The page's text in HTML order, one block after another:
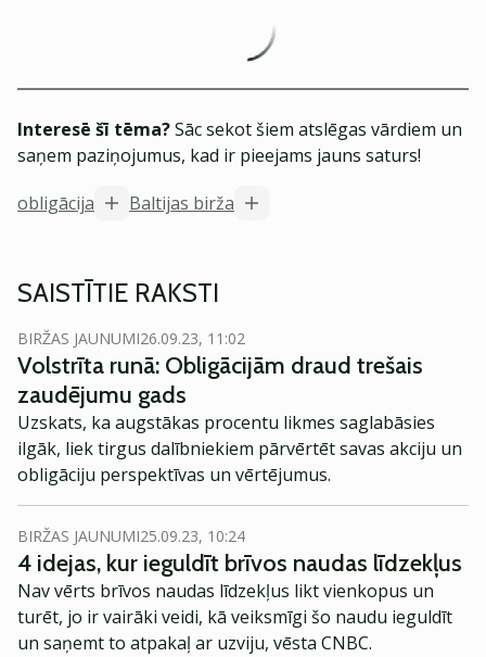
Interesē šī tēma?Sāc sekot šiem atslēgas vārdiem un
saņem paziņojumus, kad ir pieejams jauns saturs!
obligācija
Baltijas birža
SAISTĪTIE RAKSTI
BIRŽAS JAUNUMI26.09.23, 11:02
Volstrīta runā: Obligācijām draud trešais
zaudējumu gads
Uzskats, ka augstākas procentu likmes saglabāsies
ilgāk, liek tirgus dalībniekiem pārvērtēt savas akciju un
obligāciju perspektīvas un vērtējumus.
BIRŽAS JAUNUMI25.09.23, 10:24
4 idejas, kur ieguldīt brīvos naudas līdzekļus
Nav vērts brīvos naudas līdzekļus likt vienkopus un
turēt, jo ir vairāki veidi, kā veiksmīgi šo naudu ieguldīt
un saņemt to atpakaļ ar uzviju, vēsta CNBC.